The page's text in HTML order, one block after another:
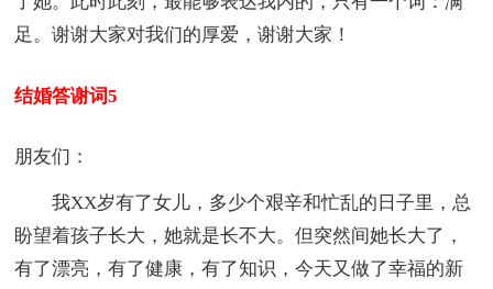
足。谢谢大家对我们的厚爱，谢谢大家！
结婚答谢词5
朋友们：
我XX岁有了女儿，多少个艰辛和忙乱的日子里，总
盼望着孩子长大，她就是长不大。但突然间她长大了，
有了漂亮，有了健康，有了知识，今天又做了幸福的新